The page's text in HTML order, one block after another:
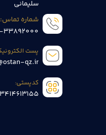
سلیمانی
شماره تماس:
33892000
پست
qz.ir
کدپستی:
3414613155